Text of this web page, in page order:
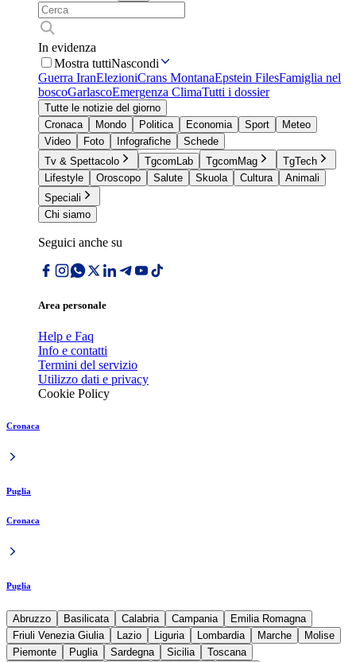
In evidenza
Mostra tuttiNascondi
Guerra IranElezioniCrans MontanaEpstein FilesFamiglia nel
boscoGarlascoEmergenza ClimaTutti i dossier
Tutte le notizie del giorno
Cronaca
Mondo Politica Economia Sport
Meteo
Video
Foto Infografiche
Schede
Tv & Spettacolo
TgcomLab TgcomMag
TgTech
Lifestyle
Oroscopo Salute Skuola Cultura
Animali
Speciali
Chi siamo
Seguici anche su
Area personale
Help e Faq
Info e contatti
Termini del servizio
Utilizzo dati e privacy
Cookie Policy
Cronaca
Puglia
Cronaca
Puglia
Abruzzo Basilicata Calabria Campania
Emilia Romagna
Friuli Venezia Giulia
Lazio Liguria Lombardia Marche
Molise
Piemonte
Puglia Sardegna Sicilia
Toscana